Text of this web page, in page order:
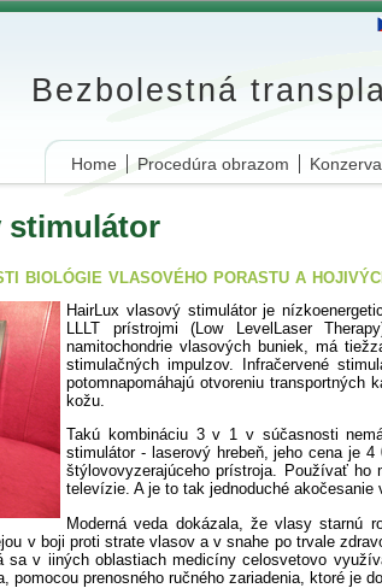
Bezbolestná
Home Procedúra obrazom
stimulátor
biológie vlasového porastu a
HairLux vlasový stimulátor je
LLLT prístrojmi (Low LevelLaser
namitochondrie vlasových buniek, má
stimulačných impulzov. Infračervené
potomnapomáhajú otvoreniu transportných
kožu.
Takú kombináciu 3 v 1 v súčasnosti
stimulátor - laserový hrebeň, jeho cena je
štýlovovyzerajúceho prístroja. Používať
televízie. A je to tak jednoduché akočesanie
Moderná veda dokázala, že vlasy starnú
v boji proti strate vlasov a v snahe po trvale
sa v iiných oblastiach medicíny celosvetovo
pomocou prenosného ručného zariadenia, ktoré je